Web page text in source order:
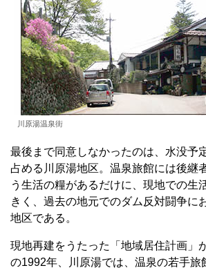
川原湯温泉街
最後まで同意しなかったのは、水没予
占める川原湯地区。温泉旅館には後継
う生活の糧があるだけに、現地での生
きく、過去の地元でのダム反対闘争に
地区である。
現地再建をうたった「地域居住計画」
の1992年、川原湯では、温泉の若手旅